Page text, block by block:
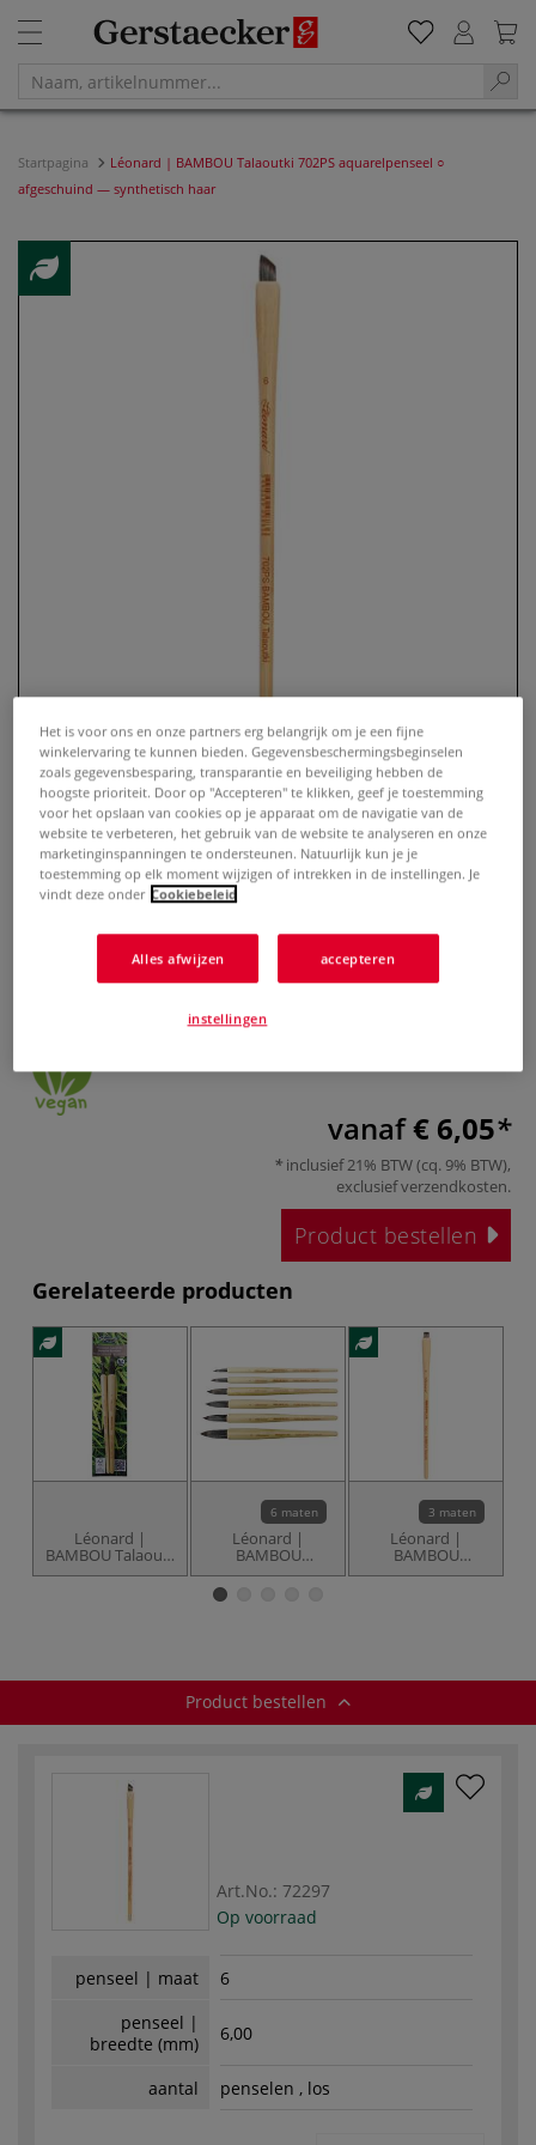
Startpagina
Léonard | BAMBOU Talaoutki 702PS aquarelpenseel ○
afgeschuind — synthetisch haar
Léonard | BAMBOU Talaoutki
702PS aquarelpenseel ○
afgeschuind — synthetisch haar
vanaf€ 6,05
inclusief 21% BTW (cq. 9% BTW),
exclusiefverzendkosten.
Product bestellen
Gerelateerde producten
Léonard |
BAMBOU Talaouki
702RO
6 maten
Léonard |
BAMBOU
Talaoutki 702RO
aquarelpenseel ○
synthetisch haar
3 maten
Léonard |
BAMBOU
Talaoutki 702CC
Product bestellen
Art.No.: 72297
Op voorraad
penseel | maat
6
penseel |
breedte (mm)
6,00
aantal penselen , los
Het is voor ons en onze partners erg belangrijk om je een fijne
winkelervaring te kunnen bieden. Gegevensbeschermingsbeginselen
zoals gegevensbesparing, transparantie en beveiliging hebben de
hoogste prioriteit. Door op "Accepteren" te klikken, geef je toestemming
voor het opslaan van cookies op je apparaat om de navigatie van de
website te verbeteren, het gebruik van de website te analyseren en onze
marketinginspanningen te ondersteunen. Natuurlijk kun je je
toestemming op elk moment wijzigen of intrekken in de instellingen. Je
vindt deze onder Cookiebeleid
Alles afwijzen accepteren
instellingen